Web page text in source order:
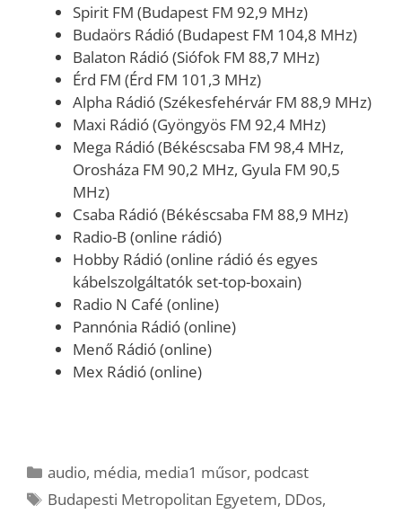
Spirit FM (Budapest FM 92,9 MHz)
Budaörs Rádió (Budapest FM 104,8 MHz)
Balaton Rádió (Siófok FM 88,7 MHz)
Érd FM (Érd FM 101,3 MHz)
Alpha Rádió (Székesfehérvár FM 88,9 MHz)
Maxi Rádió (Gyöngyös FM 92,4 MHz)
Mega Rádió (Békéscsaba FM 98,4 MHz,
Orosháza FM 90,2 MHz, Gyula FM 90,5
MHz)
Csaba Rádió (Békéscsaba FM 88,9 MHz)
Radio-B (online rádió)
Hobby Rádió (online rádió és egyes
kábelszolgáltatók set-top-boxain)
Radio N Café (online)
Pannónia Rádió (online)
Menő Rádió (online)
Mex Rádió (online)
Kategória
audio, média, media1 műsor, podcast
Címkék
Budapesti Metropolitan Egyetem, DDos,